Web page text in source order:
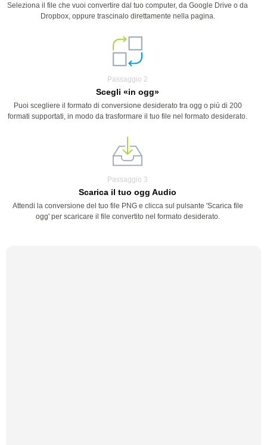
Seleziona il file che vuoi convertire dal tuo computer, da Google Drive o da
Dropbox, oppure trascinalo direttamente nella pagina.
Passaggio 2
Scegli «in ogg»
Puoi scegliere il formato di conversione desiderato tra ogg o più di 200
formati supportati, in modo da trasformare il tuo file nel formato desiderato.
Passaggio 3
Scarica il tuo ogg Audio
Attendi la conversione del tuo file PNG e clicca sul pulsante 'Scarica file
ogg' per scaricare il file convertito nel formato desiderato.